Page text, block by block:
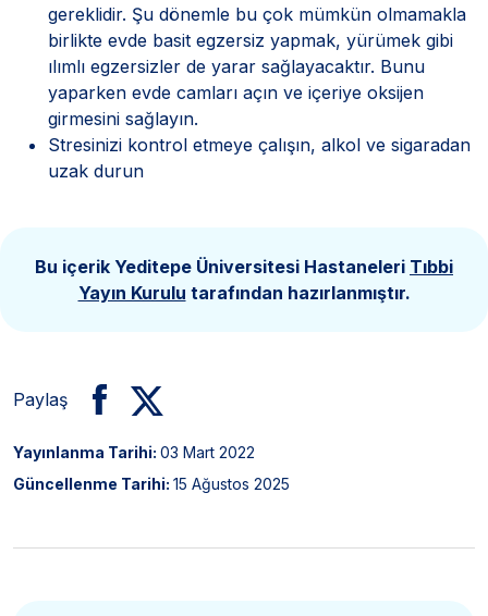
gereklidir. Şu dönemle bu çok mümkün olmamakla
birlikte evde basit egzersiz yapmak, yürümek gibi
ılımlı egzersizler de yarar sağlayacaktır. Bunu
yaparken evde camları açın ve içeriye oksijen
girmesini sağlayın.
Stresinizi kontrol etmeye çalışın, alkol ve sigaradan
uzak durun
Bu içerik Yeditepe Üniversitesi Hastaneleri Tıbbi
Yayın Kurulu tarafından hazırlanmıştır.
Paylaş
Yayınlanma Tarihi: 03 Mart 2022
Güncellenme Tarihi: 15 Ağustos 2025